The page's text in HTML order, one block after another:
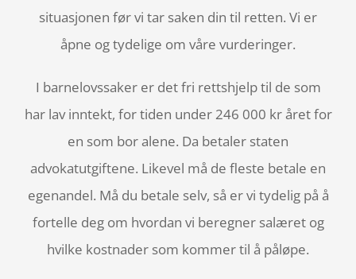
situasjonen før vi tar saken din til retten. Vi er
åpne og tydelige om våre vurderinger.
I barnelovssaker er det fri rettshjelp til de som
har lav inntekt, for tiden under 246 000 kr året for
en som bor alene. Da betaler staten
advokatutgiftene. Likevel må de fleste betale en
egenandel. Må du betale selv, så er vi tydelig på å
fortelle deg om hvordan vi beregner salæret og
hvilke kostnader som kommer til å påløpe.